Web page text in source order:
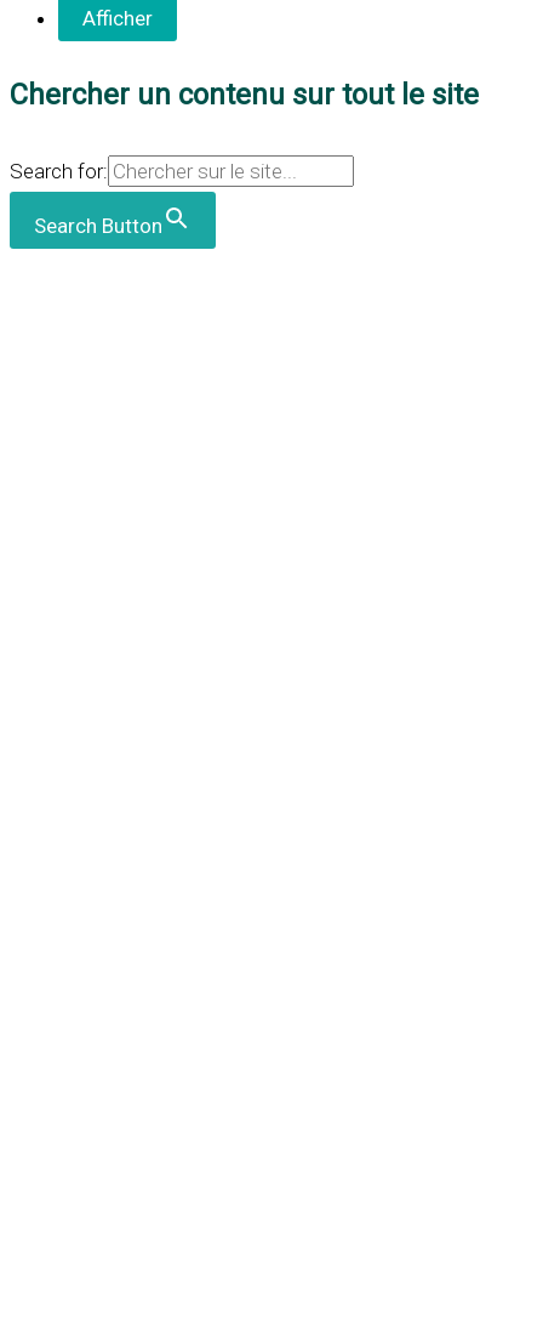
Chercher un contenu sur tout le site
Search for:
Search Button